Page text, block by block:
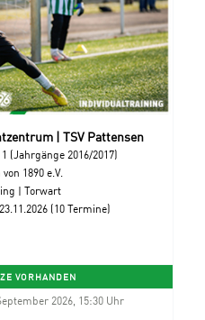
| TSV Pattensen
(Jahrgänge 2016/2017)
1890 e.V.
| Torwart
(10 Termine)
VORHANDEN
2026, 15:30 Uhr